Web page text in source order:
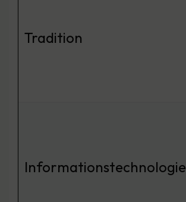
Tradition
Informationstechnologie